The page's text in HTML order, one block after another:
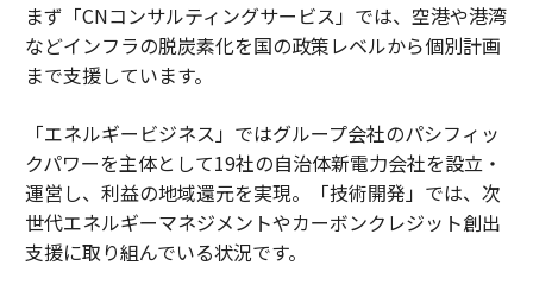
まず「CNコンサルティングサービス」では、空港や港湾
などインフラの脱炭素化を国の政策レベルから個別計画
まで支援しています。
「エネルギービジネス」ではグループ会社のパシフィッ
クパワーを主体として19社の自治体新電力会社を設立・
運営し、利益の地域還元を実現。「技術開発」では、次
世代エネルギーマネジメントやカーボンクレジット創出
支援に取り組んでいる状況です。